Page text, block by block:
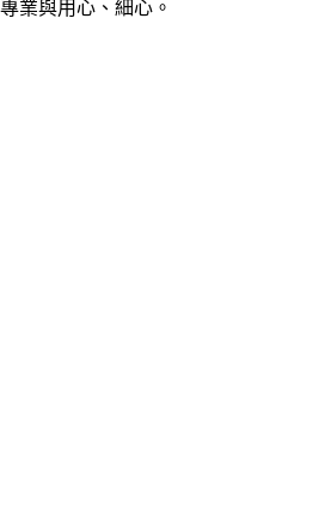
專業與用心 、 細心。